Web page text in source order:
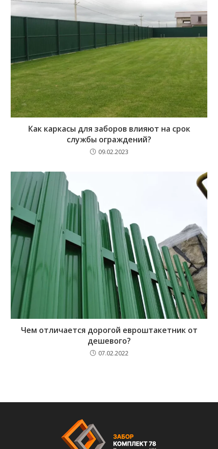
Как каркасы для заборов влияют на срок
службы ограждений?
09.02.2023
Чем отличается дорогой евроштакетник от
дешевого?
07.02.2022